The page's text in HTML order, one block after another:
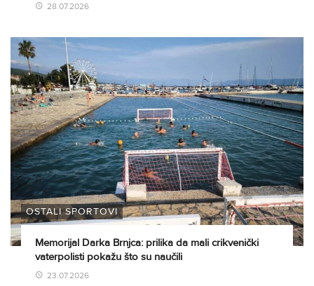
28.07.2026
OSTALI SPORTOVI
Memorijal Darka Brnjca: prilika da mali crikvenički
vaterpolisti pokažu što su naučili
23.07.2026